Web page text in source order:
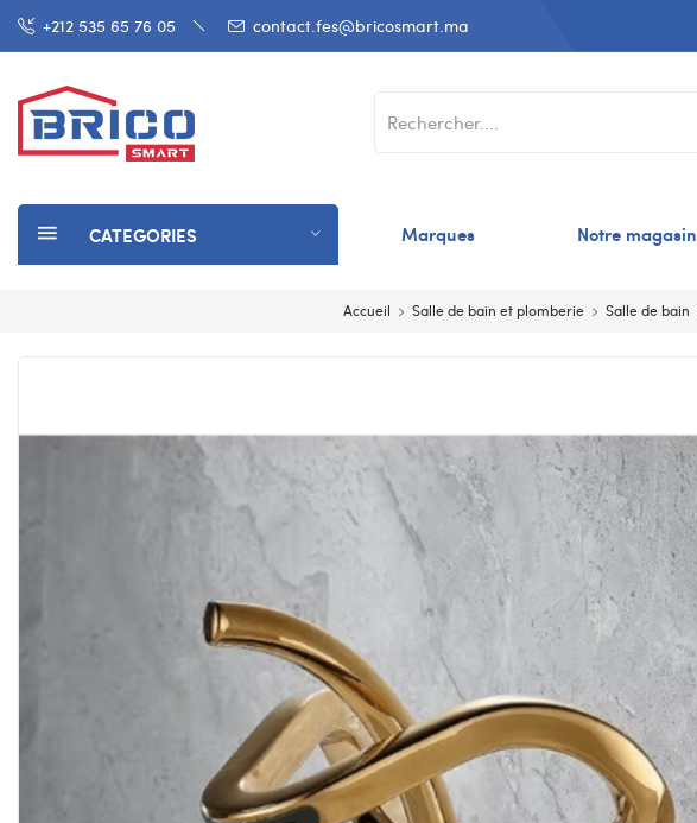
+212 535 65 76 05 contact.fes@bricosmart.ma
CATEGORIES Marques Notre magasin
Accueil Salle de bain et plomberie Salle de bain